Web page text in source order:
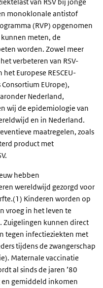
monoklonale antistof
(RVP) opgenomen
meten, de
worden. Zowel meer
verbeteren van RSV-
Europese RESCEU-
EUrope),
Nederland,
wij de epidemiologie van
en in Nederland.
maatregelen, zoals
product met
hebben
wereldwijd gezorgd voor
Kinderen worden op
vroeg in het leven te
Zuigelingen kunnen direct
tegen infectieziekten met
tijdens de zwangerschap
Maternale vaccinatie
al sinds de jaren ’80
gemiddeld inkomen